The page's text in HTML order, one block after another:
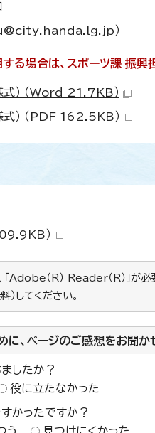
）
る場合は、スポーツ課 振
式） （Word 21.7KB）
） （PDF 162.5KB）
）
Adobe（R） Reader（R）」が
）してください。
に、ページのご感想をお聞か
したか？
役に立たなかった
かったですか？